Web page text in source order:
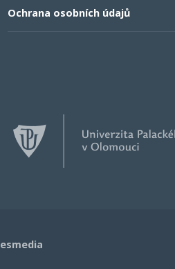
Ochrana osobních údajů
esmedia